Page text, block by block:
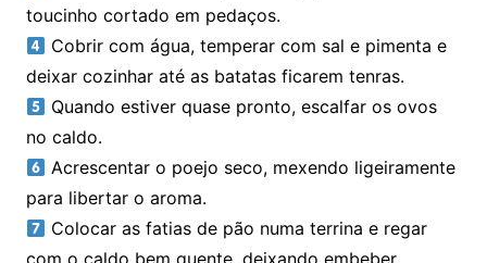
toucinho cortado em pedaços.
Cobrir com água, temperar com sal e pimenta e
deixar cozinhar até as batatas ficarem tenras.
Quando estiver quase pronto, escalfar os ovos
no caldo.
Acrescentar o poejo seco, mexendo ligeiramente
para libertar o aroma.
Colocar as fatias de pão numa terrina e regar